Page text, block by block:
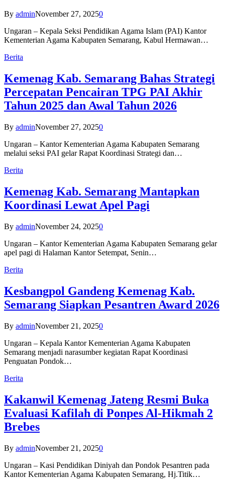
By adminNovember 27, 20250
Ungaran – Kepala Seksi Pendidikan Agama Islam (PAI) Kantor
Kementerian Agama Kabupaten Semarang, Kabul Hermawan…
Berita
Kemenag Kab. Semarang Bahas Strategi
Percepatan Pencairan TPG PAI Akhir
Tahun 2025 dan Awal Tahun 2026
By adminNovember 27, 20250
Ungaran – Kantor Kementerian Agama Kabupaten Semarang
melalui seksi PAI gelar Rapat Koordinasi Strategi dan…
Berita
Kemenag Kab. Semarang Mantapkan
Koordinasi Lewat Apel Pagi
By adminNovember 24, 20250
Ungaran – Kantor Kementerian Agama Kabupaten Semarang gelar
apel pagi di Halaman Kantor Setempat, Senin…
Berita
Kesbangpol Gandeng Kemenag Kab.
Semarang Siapkan Pesantren Award 2026
By adminNovember 21, 20250
Ungaran – Kepala Kantor Kementerian Agama Kabupaten
Semarang menjadi narasumber kegiatan Rapat Koordinasi
Penguatan Pondok…
Berita
Kakanwil Kemenag Jateng Resmi Buka
Evaluasi Kafilah di Ponpes Al-Hikmah 2
Brebes
By adminNovember 21, 20250
Ungaran – Kasi Pendidikan Diniyah dan Pondok Pesantren pada
Kantor Kementerian Agama Kabupaten Semarang, Hj.Titik…